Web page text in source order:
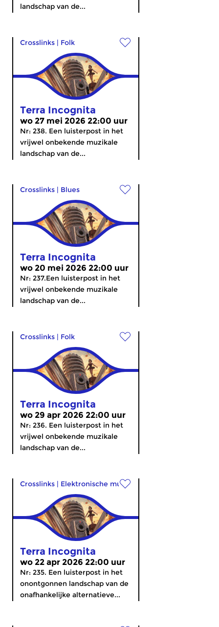
landschap van de...
Crosslinks | Folk
Terra Incognita
wo 27 mei 2026 22:00 uur
Nr: 238. Een luisterpost in het
vrijwel onbekende muzikale
landschap van de...
Crosslinks | Blues
Terra Incognita
wo 20 mei 2026 22:00 uur
Nr: 237.Een luisterpost in het
vrijwel onbekende muzikale
landschap van de...
Crosslinks | Folk
Terra Incognita
wo 29 apr 2026 22:00 uur
Nr: 236. Een luisterpost in het
vrijwel onbekende muzikale
landschap van de...
Crosslinks | Elektronische muziek
Terra Incognita
wo 22 apr 2026 22:00 uur
Nr: 235. Een luisterpost in het
onontgonnen landschap van de
onafhankelijke alternatieve...